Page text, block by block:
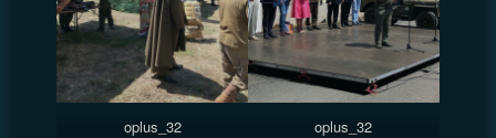
oplus_32 oplus_32